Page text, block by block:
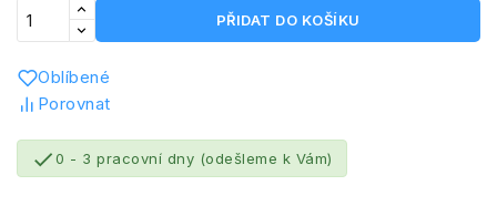
PŘIDAT DO KOŠÍKU
Oblíbené
Porovnat
0 - 3 pracovní dny (odešleme k Vám)